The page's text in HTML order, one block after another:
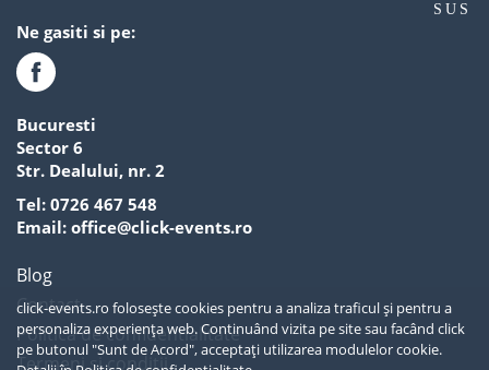
click-events.ro folosește cookies pentru a analiza traficul și pentru a
personaliza experiența web. Continuând vizita pe site sau facând click
pe butonul "Sunt de Acord", acceptați utilizarea modulelor cookie.
SUS
Ne gasiti si pe:
Bucuresti
Sector 6
Str. Dealului, nr. 2
Tel: 0726 467 548
Email: office@click-events.ro
Blog
Contact
Politica de confidentialitate
Termeni si conditii